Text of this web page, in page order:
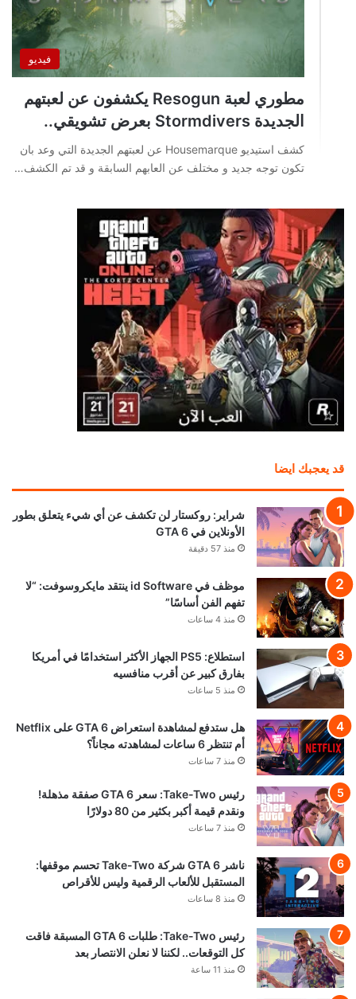
فيديو
مطوري لعبة Resogun يكشفون عن لعبتهم
الجديدة Stormdivers بعرض تشويقي..
كشف استيديو Housemarque عن لعبتهم الجديدة التي وعد بان
تكون توجه جديد و مختلف عن العابهم السابقة و قد تم الكشف…
قد يعجبك ايضا
شراير: روكستار لن تكشف عن أي شيء يتعلق بطور
الأونلاين في GTA 6
منذ 57 دقيقة
موظف في id Software ينتقد مايكروسوفت: “لا
تفهم الفن أساسًا”
منذ 4 ساعات
استطلاع: PS5 الجهاز الأكثر استخدامًا في أمريكا
بفارق كبير عن أقرب منافسيه
منذ 5 ساعات
هل ستدفع لمشاهدة استعراض GTA 6 على Netflix
أم تنتظر 6 ساعات لمشاهدته مجاناً؟
منذ 7 ساعات
رئيس Take-Two: سعر GTA 6 صفقة مذهلة!
ونقدم قيمة أكبر بكثير من 80 دولارًا
منذ 7 ساعات
ناشر GTA 6 شركة Take-Two تحسم موقفها:
المستقبل للألعاب الرقمية وليس للأقراص
منذ 8 ساعات
رئيس Take-Two: طلبات GTA 6 المسبقة فاقت
كل التوقعات.. لكننا لا نعلن الانتصار بعد
منذ 11 ساعة